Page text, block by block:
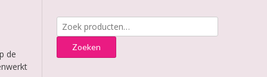
de
Zoeken
naar:
Zoeken